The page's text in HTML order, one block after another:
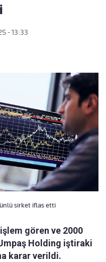
- 13:33
sirket iflas etti
gören ve 2000
Holding iştiraki
karar verildi.